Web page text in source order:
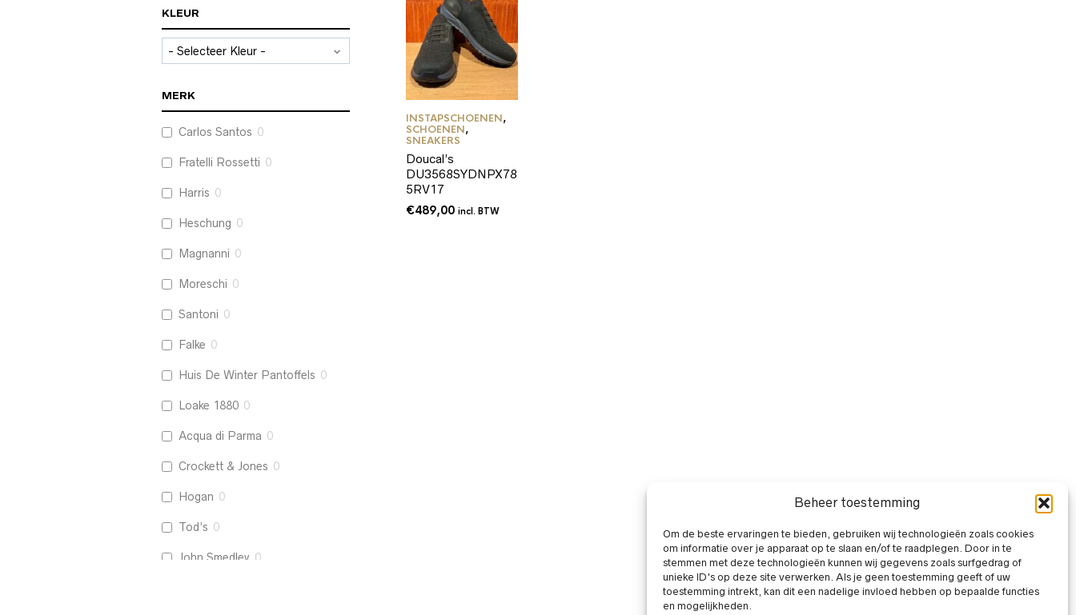
Beheer toestemming
Om de beste ervaringen te bieden, gebruiken wij technologieën zoals cookies
om informatie over je apparaat op te slaan en/of te raadplegen. Door in te
stemmen met deze technologieën kunnen wij gegevens zoals surfgedrag of
unieke ID's op deze site verwerken. Als je geen toestemming geeft of uw
toestemming intrekt, kan dit een nadelige invloed hebben op bepaalde functies
en mogelijkheden.
KLEUR
MERK
Carlos Santos 0
Fratelli Rossetti 0
Harris 0
Heschung 0
Magnanni 0
Moreschi 0
Santoni 0
Falke 0
Huis De Winter Pantoffels 0
Loake 1880 0
Acqua di Parma 0
Crockett & Jones 0
Hogan 0
Tod’s 0
John Smedley 0
INSTAPSCHOENEN,
SCHOENEN,
SNEAKERS
Doucal’s
DU3568SYDNPX78
5RV17
€489,00 incl. BTW